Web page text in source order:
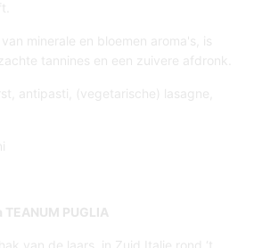
minerale en bloemen aroma's, is
tannines en een zuivere afdronk.
antipasti, (vegetarische) lasagne,
PUGLIA